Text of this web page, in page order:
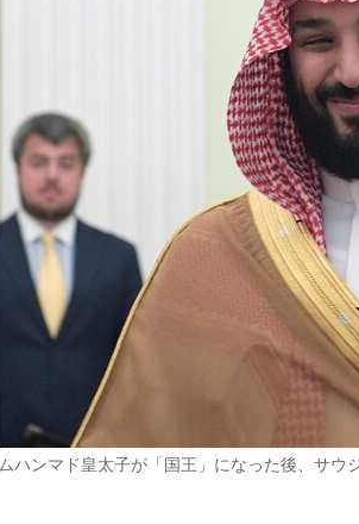
ムハンマド皇太子が「国王」になった後、サウ